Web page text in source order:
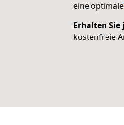
eine optimale
Erhalten Sie
kostenfreie